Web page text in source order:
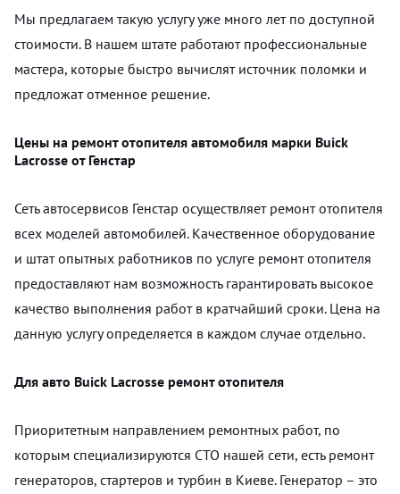
Мы предлагаем такую услугу уже много лет по доступной
стоимости. В нашем штате работают профессиональные
мастера, которые быстро вычислят источник поломки и
предложат отменное решение.
Цены на ремонт отопителя автомобиля марки Buick
Lacrosse от Генстар
Сеть автосервисов Генстар осуществляет ремонт отопителя
всех моделей автомобилей. Качественное оборудование
и штат опытных работников по услуге ремонт отопителя
предоставляют нам возможность гарантировать высокое
качество выполнения работ в кратчайший сроки. Цена на
данную услугу определяется в каждом случае отдельно.
Для авто Buick Lacrosse ремонт отопителя
Приоритетным направлением ремонтных работ, по
которым специализируются СТО нашей сети, есть ремонт
генераторов, стартеров и турбин в Киеве. Генератор – это